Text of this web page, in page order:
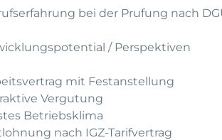
bei der Prufung nach
/ Perspektiven
mit Festanstellung
Vergutung
Betriebsklima
nach IGZ-Tarifvertrag